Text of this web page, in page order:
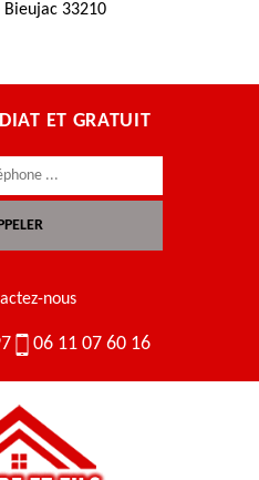
33210
ET GRATUIT
nous
06 11 07 60 16